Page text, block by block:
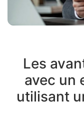
Les
avec un
utilisant